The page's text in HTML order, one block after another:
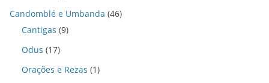
Candomblé e Umbanda (46)
Cantigas (9)
Odus (17)
Orações e Rezas (1)